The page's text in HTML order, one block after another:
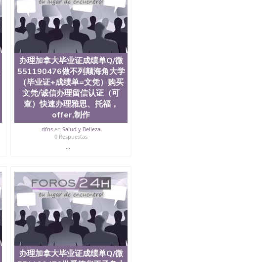
办理加拿大毕业证成绩单Q/微
551190476做不列颠海角大学
（毕业证+成绩单=文凭）购买
文凭/诚信办理留信认证（可
查）快速办理雅思、托福，
offer,制作
dfns enSalud y Belleza
0 Respuestas
...
办理加拿大毕业证成绩单Q/微